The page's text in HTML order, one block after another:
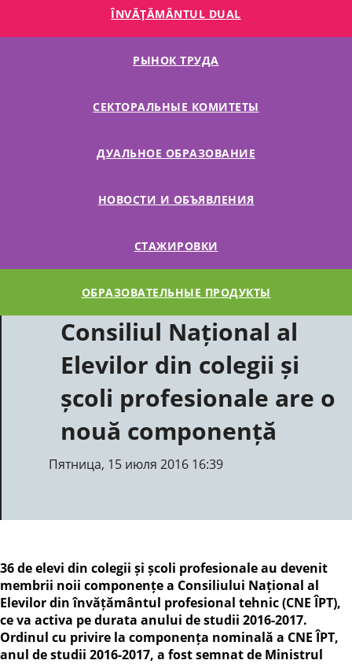
ÎNVĂŢĂMÂNTUL DUAL
РЫНОК ТРУДА
СЕКТОРАЛЬНЫЕ КОМИТЕТЫ
ДУАЛЬНОЕ ОБРАЗОВАНИЕ
НОВОСТИ И ОБЪЯВЛЕНИЯ
СТАЖИРОВКИ
ОБРАЗОВАТЕЛЬНЫЕ ПРОДУКТЫ
Consiliul Național al
Elevilor din colegii și
școli profesionale are o
nouă componență
Пятница, 15 июля 2016 16:39
36 de elevi din colegii și școli profesionale au devenit
membrii noii componențe a Consiliului Național al
Elevilor din învățământul profesional tehnic (CNE ÎPT),
ce va activa pe durata anului de studii 2016-2017.
Ordinul cu privire la componența nominală a CNE ÎPT,
anul de studii 2016-2017, a fost semnat de Ministrul